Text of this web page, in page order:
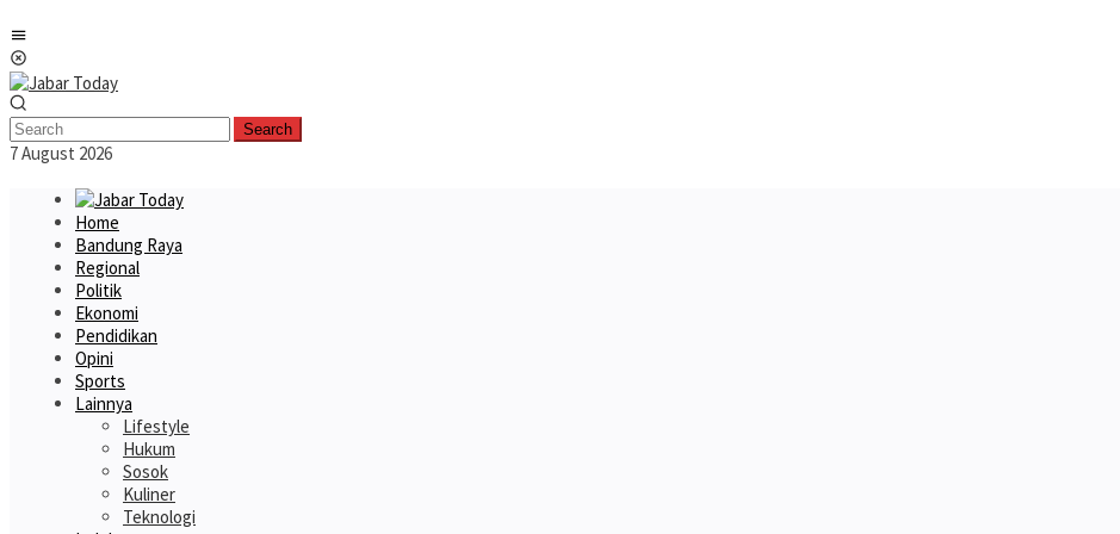
to
content
Search
7 August 2026
Home
Bandung Raya
Regional
Politik
Ekonomi
Pendidikan
Opini
Sports
Lainnya
Lifestyle
Hukum
Sosok
Kuliner
Teknologi